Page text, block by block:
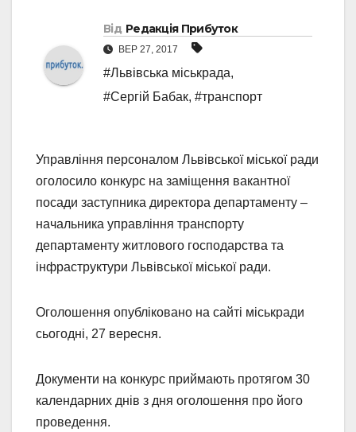
Від Редакція Прибуток
ВЕР 27, 2017
#Львівська міськрада,
#Сергій Бабак, #транспорт
Управління персоналом Львівської міської ради
оголосило конкурс на заміщення вакантної
посади заступника директора департаменту –
начальника управління транспорту
департаменту житлового господарства та
інфраструктури Львівської міської ради.
Оголошення опубліковано на сайті міськради
сьогодні, 27 вересня.
Документи на конкурс приймають протягом 30
календарних днів з дня оголошення про його
проведення.